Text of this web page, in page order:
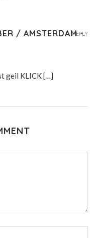
/ AMSTERDAM -
geil KLICK […]
REPLY